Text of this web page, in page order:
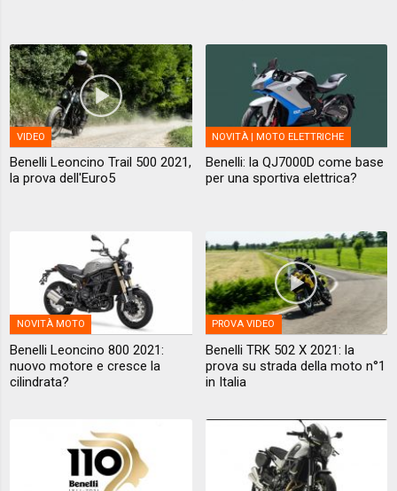
VIDEO
Benelli Leoncino Trail 500 2021,
la prova dell'Euro5
NOVITÀ | MOTO ELETTRICHE
Benelli: la QJ7000D come base
per una sportiva elettrica?
NOVITÀ MOTO
Benelli Leoncino 800 2021:
nuovo motore e cresce la
cilindrata?
PROVA VIDEO
Benelli TRK 502 X 2021: la
prova su strada della moto n°1
in Italia